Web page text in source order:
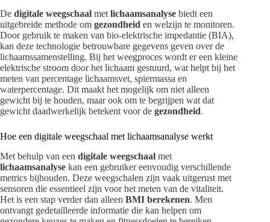
De digitale weegschaal met lichaamsanalyse biedt een
uitgebreide methode om gezondheid en welzijn te monitoren.
Door gebruik te maken van bio-elektrische impedantie (BIA),
kan deze technologie betrouwbare gegevens geven over de
lichaamssamenstelling. Bij het weegproces wordt er een kleine
elektrische stroom door het lichaam gestuurd, wat helpt bij het
meten van percentage lichaamsvet, spiermassa en
waterpercentage. Dit maakt het mogelijk om niet alleen
gewicht bij te houden, maar ook om te begrijpen wat dat
gewicht daadwerkelijk betekent voor de gezondheid.
Hoe een digitale weegschaal met lichaamsanalyse werkt
Met behulp van een digitale weegschaal met
lichaamsanalyse kan een gebruiker eenvoudig verschillende
metrics bijhouden. Deze weegschalen zijn vaak uitgerust met
sensoren die essentieel zijn voor het meten van de vitaliteit.
Het is een stap verder dan alleen BMI berekenen. Men
ontvangt gedetailleerde informatie die kan helpen om